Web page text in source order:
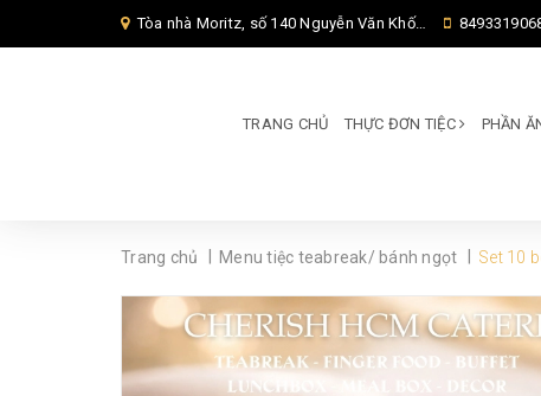
Tòa nhà Moritz, số 140 Nguyễn Văn Khối, Phường Thông Tây Hội, Thành phố Hồ Chí Minh, TP Hồ Chí Minh,
TRANG CHỦ THỰC ĐƠN TIỆC PHẦN
Trang chủ Menu tiệc teabreak/ bánh ngọt Set 10